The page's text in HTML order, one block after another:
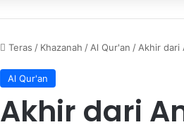
Teras / Khazanah / Al Qur'an / Akhir dari
Al Qur'an
Akhir dari